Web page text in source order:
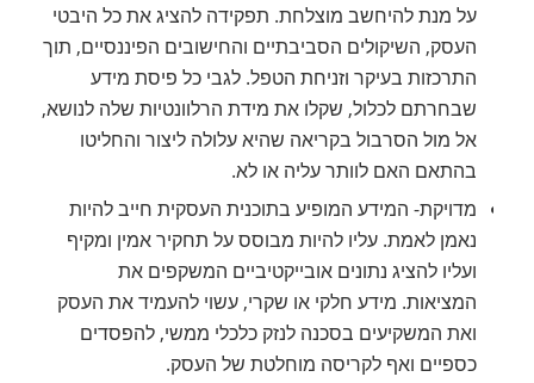
על מנת להיחשב מוצלחת. תפקידה להציג את כל היבטי
העסק, השיקולים הסביבתיים והחישובים הפיננסיים, תוך
התרכזות בעיקר וזניחת הטפל. לגבי כל פיסת מידע
שבחרתם לכלול, שקלו את מידת הרלוונטיות שלה לנושא,
אל מול הסרבול בקריאה שהיא עלולה ליצור והחליטו
בהתאם האם לוותר עליה או לא.
מדויקת- המידע המופיע בתוכנית העסקית חייב להיות
נאמן לאמת. עליו להיות מבוסס על תחקיר אמין ומקיף
ועליו להציג נתונים אובייקטיביים המשקפים את
המציאות. מידע חלקי או שקרי, עשוי להעמיד את העסק
ואת המשקיעים בסכנה לנזק כלכלי ממשי, להפסדים
כספיים ואף לקריסה מוחלטת של העסק.